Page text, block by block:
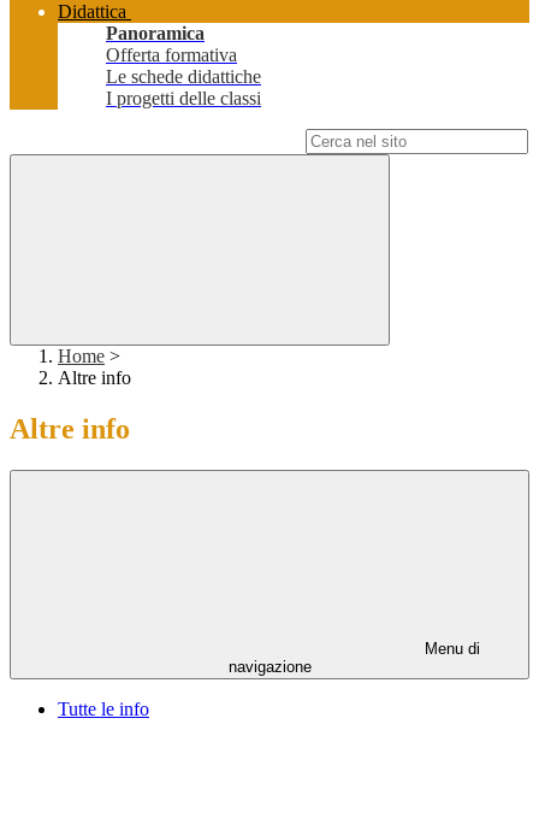
Didattica
Panoramica
Offerta formativa
Le schede didattiche
I progetti delle classi
Home >
Altre info
Altre info
Menu di
navigazione
Tutte le info